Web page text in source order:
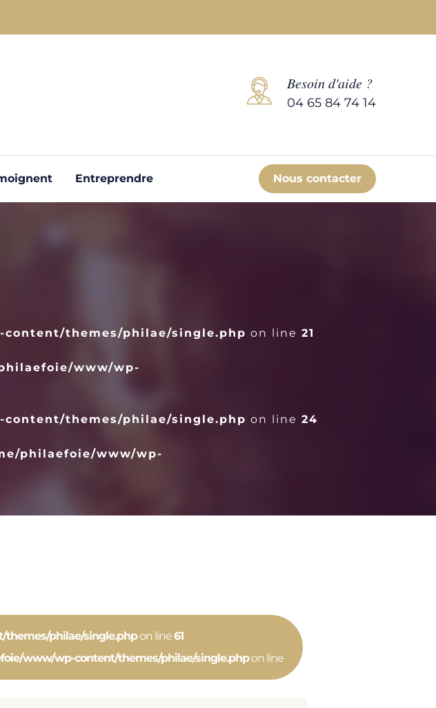
Besoin d'aide ?
04 65 84 74 14
Entreprendre Nous contacter
themes/philae/single.php on line 21
www/wp-
themes/philae/single.php on line 24
philaefoie/www/wp-
philae/single.phpon line61
www/wp-content/themes/philae/single.phpon line